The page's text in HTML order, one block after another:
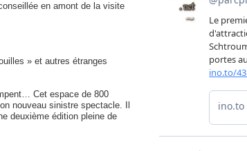
en amont de la visite
» et autres étranges
Cet espace de 800
nouveau sinistre spectacle. Il
deuxième édition pleine de